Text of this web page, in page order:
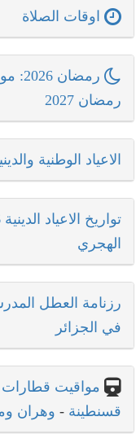
اوقات الصلاة
رمضان 2026: مواعيد إمساك وإفطار
رمضان 2027
الاعياد الوطنية والدينية
تواريخ الاعياد الدينية 2026
الهجري
رزنامة العطل
في الجزائر
مواقيت قطارات
قسنطينة - وهران